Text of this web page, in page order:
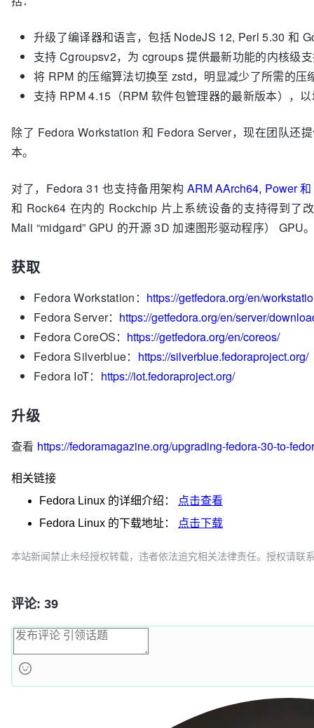
升级了编译器和语言，包括 NodeJS 12, Perl 5.30 和
支持 Cgroupsv2，为 cgroups 提供最新功能的内核级
将 RPM 的压缩算法切换至 zstd，明显减少了所需的
支持 RPM 4.15（RPM 软件包管理器的最新版本），
除了 Fedora Workstation 和 Fedora Server，现在团队还
本。
对了，Fedora 31 也支持备用架构ARM AArch64, Power
和 Rock64 在内的 Rockchip 片上系统设备的支持得到了
Mali “midgard” GPU 的开源 3D 加速图形驱动程序） GPU
获取
Fedora Workstation： https://getfedora.org/en/
Fedora Server： https://getfedora.org/en/server/
Fedora CoreOS： https://getfedora.org/en/coreos/
Fedora Silverblue： https://silverblue.fedoraproject.org/
Fedora IoT： https://iot.fedoraproject.org/
升级
查看 https://fedoramagazine.org/upgrading-fedora-30-to-
相关链接
Fedora Linux 的详细介绍：
点击查看
Fedora Linux 的下载地址： 点击下载
本站新闻禁止未经授权转载，违者依法追究相关法律责任。授权请联
评论: 39